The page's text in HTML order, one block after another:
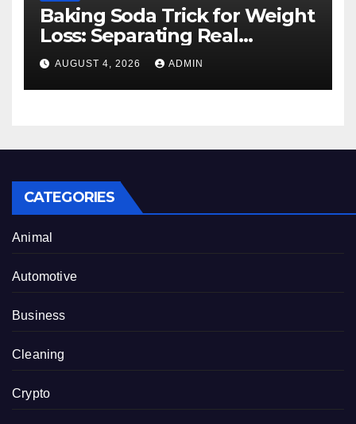
Baking Soda Trick for Weight
Loss: Separating Real
Benefits From Internet Hype
AUGUST 4, 2026 ADMIN
CATEGORIES
Animal
Automotive
Business
Cleaning
Crypto